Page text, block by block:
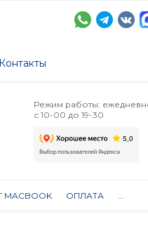
Контакты
Режим работы:
с 10-00 до 19-30
ОПЛАТА ...